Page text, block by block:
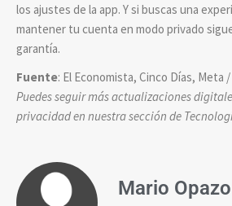
los ajustes de la app. Y si buscas una
mantener tu cuenta en modo privado
garantía.
Fuente: El Economista, Cinco Días, Meta
Puedes seguir más actualizaciones
privacidad en nuestra sección de
Mario Opazo